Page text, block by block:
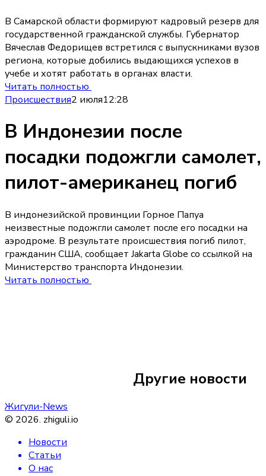
Другие новости
теплая погода
В Самарской области формируют кадровый резерв для
государственной гражданской службы. Губернатор
Вячеслав Федорищев встретился с выпускниками вузов
региона, которые добились выдающихся успехов в
учебе и хотят работать в органах власти.
Читать полностью
Происшествия2 июля12:28
В Индонезии после
посадки подожгли самолет,
пилот-американец погиб
В индонезийской провинции Горное Папуа
неизвестные подожгли самолет после его посадки на
аэродроме. В результате происшествия погиб пилот,
гражданин США, сообщает Jakarta Globe со ссылкой на
Министерство транспорта Индонезии.
Читать полностью
Жигули-News
© 2026. zhiguli.io
Новости
Статьи
О нас